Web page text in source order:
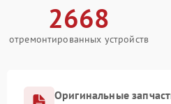
2668
отремонтированных устройств
Оригинальные